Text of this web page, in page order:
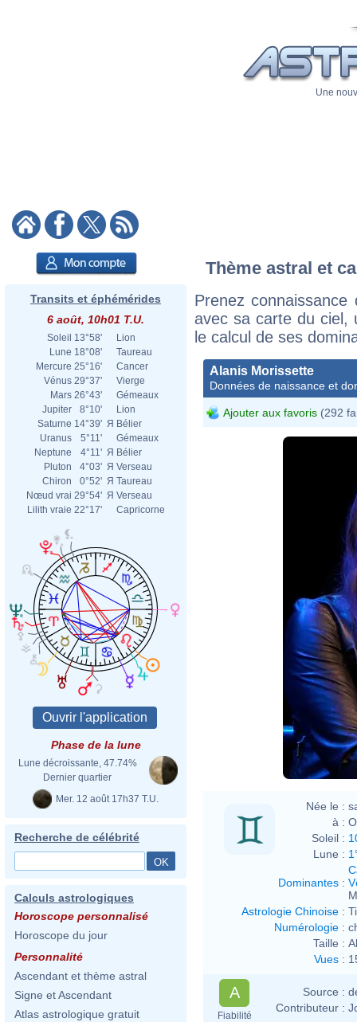
Une
Transits et éphémérides
6 août, 10h01 T.U.
Soleil 13°58'
Lion
Lune 18°08'
Taureau
Mercure 25°16'
Cancer
Vénus 29°37'
Vierge
Mars 26°43'
Gémeaux
Jupiter
8°10'
Lion
Saturne 14°39' Я Bélier
Uranus
5°11'
Gémeaux
Neptune
4°11' Я Bélier
Pluton
4°03' Я Verseau
Chiron
0°52' Я Taureau
Nœud vrai 29°54' Я Verseau
Lilith vraie 22°17' Capricorne
Phase de la lune
Lune décroissante, 47.74%
Dernier quartier
Mer. 12 août 17h37 T.U.
Recherche de célébrité
Calculs astrologiques
Horoscope personnalisé
Horoscope du jour
Personnalité
Ascendant et thème astral
Signe et Ascendant
Atlas astrologique gratuit
Thème astral et
Prenez
avec sa carte du ciel,
le calcul de ses
Alanis Morissette
Données de naissance et
Ajouter aux favoris (292
Née le :
à :
Soleil :
Lune :
Dominantes :
Astrologie Chinoise :
Numérologie :
Taille :
Vues :
A
Fiabilité
Source :
Contributeur :